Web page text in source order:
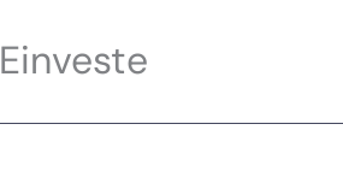
Einveste